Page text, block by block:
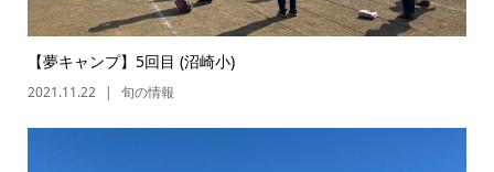
【夢キャンプ】5回目 (沼崎小)
2021.11.22 旬の情報